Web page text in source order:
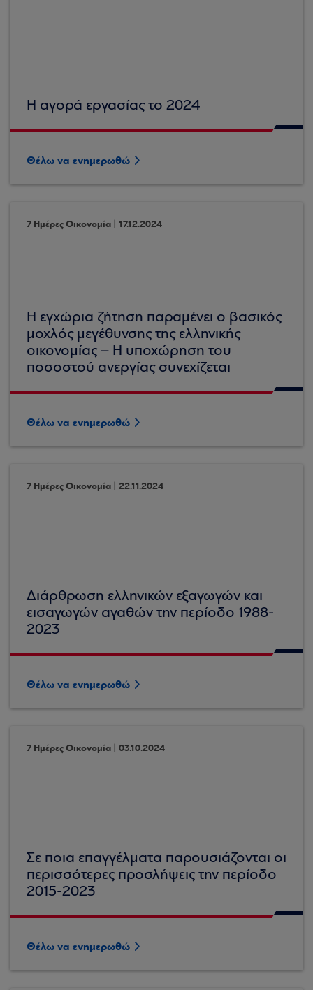
Η αγορά εργασίας το 2024
Θέλω να ενημερωθώ
7 Ημέρες Οικονομία | 17.12.2024
Η εγχώρια ζήτηση παραμένει ο βασικός
μοχλός μεγέθυνσης της ελληνικής
οικονομίας – Η υποχώρηση του
ποσοστού ανεργίας συνεχίζεται
Θέλω να ενημερωθώ
7 Ημέρες Οικονομία | 22.11.2024
Διάρθρωση ελληνικών εξαγωγών και
εισαγωγών αγαθών την περίοδο 1988-
2023
Θέλω να ενημερωθώ
7 Ημέρες Οικονομία | 03.10.2024
Σε ποια επαγγέλματα παρουσιάζονται οι
περισσότερες προσλήψεις την περίοδο
2015-2023
Θέλω να ενημερωθώ